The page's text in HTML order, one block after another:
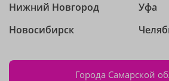
Нижний Новгород
Новосибирск
Уфа
Города Самарской